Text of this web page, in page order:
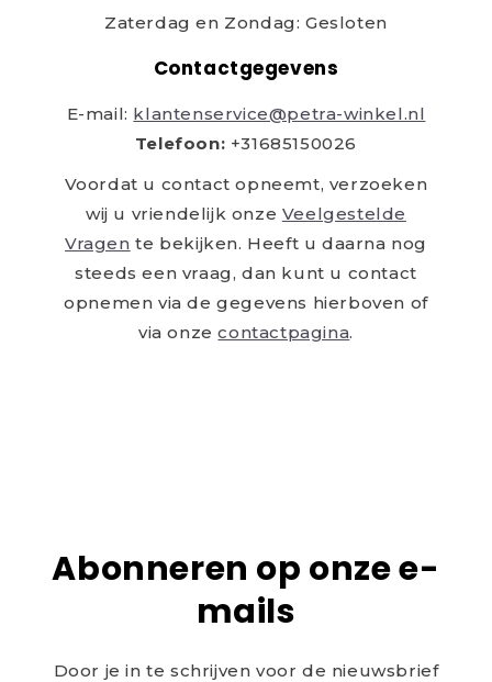
Zaterdag en Zondag: Gesloten
Contactgegevens
E-mail: klantenservice@petra-winkel.nl
Telefoon: +31685150026
Voordat u contact opneemt, verzoeken
wij u vriendelijk onze Veelgestelde
Vragen te bekijken. Heeft u daarna nog
steeds een vraag, dan kunt u contact
opnemen via de gegevens hierboven of
via onzecontactpagina.
Abonneren op onze e-
mails
Door je in te schrijven voor de nieuwsbrief